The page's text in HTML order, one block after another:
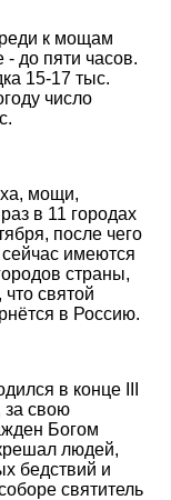
к мощам
- до пяти часов.
15-17 тыс.
число
мощи,
в 11 городах
после чего
имеются
страны,
святой
в Россию.
в конце III
за свою
Богом
людей,
бедствий и
святитель